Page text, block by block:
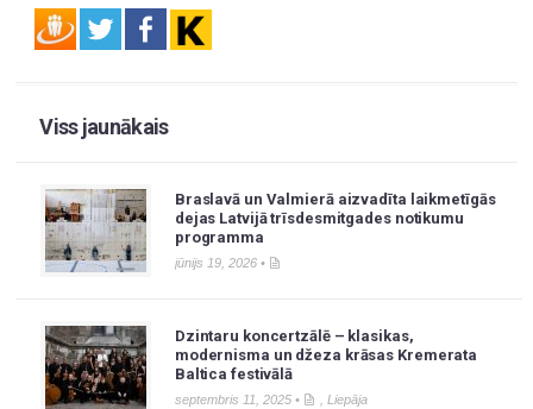
Viss jaunākais
Braslavā un Valmierā aizvadīta laikmetīgās
dejas Latvijā trīsdesmitgades notikumu
programma
jūnijs 19, 2026 •
Dzintaru koncertzālē – klasikas,
modernisma un džeza krāsas Kremerata
Baltica festivālā
septembris 11, 2025 • Liepāja